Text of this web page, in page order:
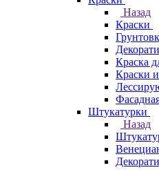
Назад
Краски
Краска
Краски
Штукатурки
Назад